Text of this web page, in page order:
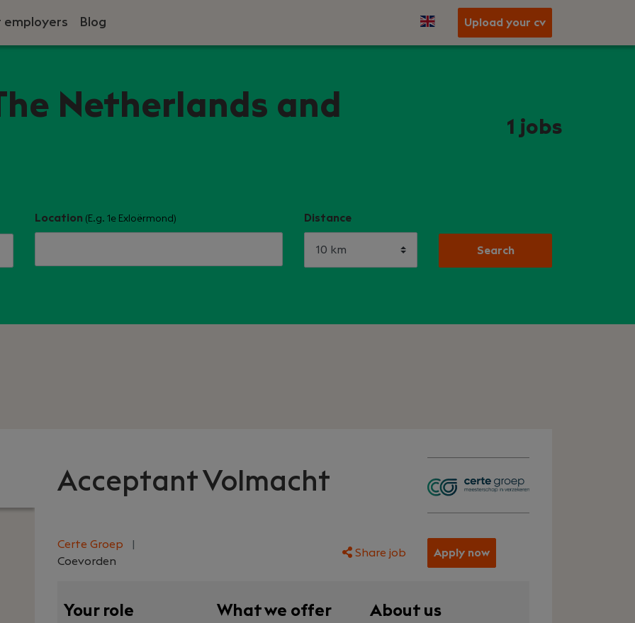
employers Blog Upload your cv
Netherlands and
1 jobs
Location (E.g. 1e Exloërmond) Distance
Search
Acceptant Volmacht
Certe Groep
Coevorden
Share job Apply now
Your role What we offer About us